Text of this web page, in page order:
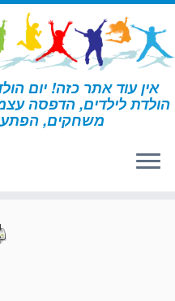
דלג
לתוכן
אין עוד אתר כזה! יום
הולדת לילדים, הדפסה
משחקים, דף הבית » הדפסות – הישרדות »
הדפסות –